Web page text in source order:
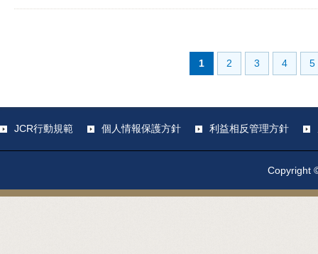
1 2 3 4 5
JCR行動規範 個人情報保護方針 利益相反管理方針
Copyright